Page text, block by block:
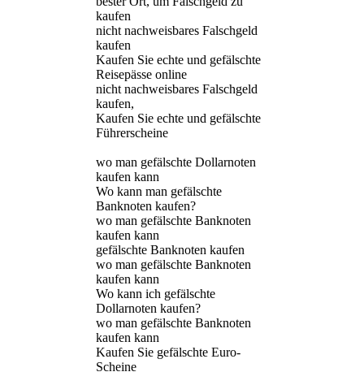
kaufen
nicht nachweisbares Falschgeld
kaufen
Kaufen Sie echte und gefälschte
Reisepässe online
nicht nachweisbares Falschgeld
kaufen,
Kaufen Sie echte und gefälschte
Führerscheine
wo man gefälschte Dollarnoten
kaufen kann
Wo kann man gefälschte
Banknoten kaufen?
wo man gefälschte Banknoten
kaufen kann
gefälschte Banknoten kaufen
wo man gefälschte Banknoten
kaufen kann
Wo kann ich gefälschte
Dollarnoten kaufen?
wo man gefälschte Banknoten
kaufen kann
Kaufen Sie gefälschte Euro-
Scheine